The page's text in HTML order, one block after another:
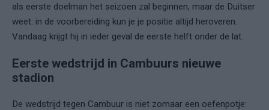
als eerste doelman het seizoen zal beginnen, maar de Duitser
weet: in de voorbereiding kun je je positie altijd heroveren.
Vandaag krijgt hij in ieder geval de eerste helft onder de lat.
Eerste wedstrijd in Cambuurs nieuwe
stadion
De wedstrijd tegen Cambuur is niet zomaar een oefenpotje: